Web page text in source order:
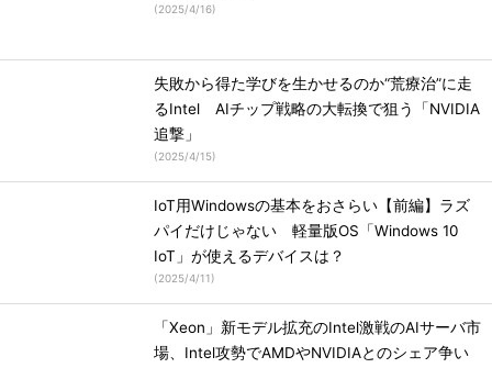
(2025/4/16)
失敗から得た学びを生かせるのか“荒療治”に走
るIntel AIチップ戦略の大転換で狙う「NVIDIA
追撃」
(2025/4/15)
IoT用Windowsの基本をおさらい【前編】ラズ
パイだけじゃない 軽量版OS「Windows 10
IoT」が使えるデバイスは？
(2025/4/11)
「Xeon」新モデル拡充のIntel激戦のAIサーバ市
場、Intel攻勢でAMDやNVIDIAとのシェア争い